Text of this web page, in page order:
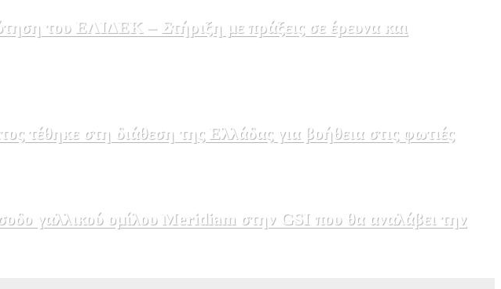
του ΕΛΙΔΕΚ – Στήριξη με πράξεις σε έρευνα και
στη διάθεση της Ελλάδας για βοήθεια στις φωτιές
γαλλικού ομίλου Meridiam στην GSI που θα αναλάβει την